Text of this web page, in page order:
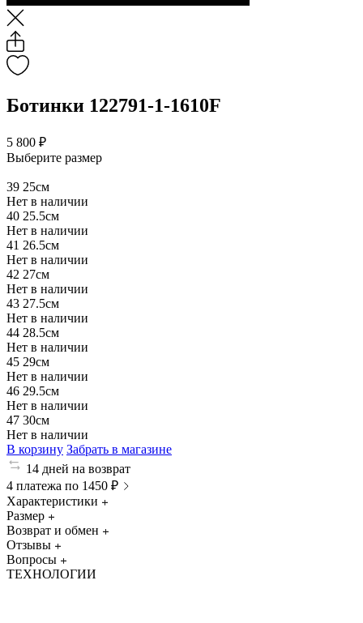
Ботинки 122791-1-1610F
5 800 ₽
Выберите размер
39 25см
Нет в наличии
40 25.5см
Нет в наличии
41 26.5см
Нет в наличии
42 27см
Нет в наличии
43 27.5см
Нет в наличии
44 28.5см
Нет в наличии
45 29см
Нет в наличии
46 29.5см
Нет в наличии
47 30см
Нет в наличии
В корзину Забрать в магазине
14 дней на возврат
4 платежа по 1450 ₽
Характеристики
Размер
Возврат и обмен
Отзывы
Вопросы
ТЕХНОЛОГИИ